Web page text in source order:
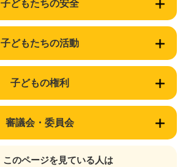
子どもたちの安全
子どもたちの活動
子どもの権利
審議会・委員会
このページを見ている人は